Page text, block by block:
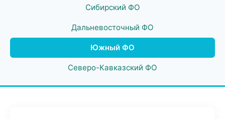
Сибирский ФО
Дальневосточный ФО
Южный ФО
Северо-Кавказский ФО